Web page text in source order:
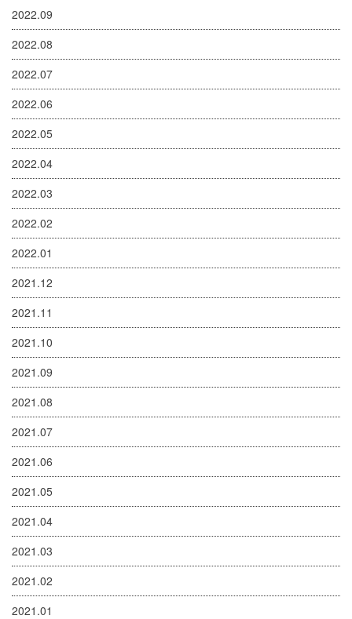
2022.09
2022.08
2022.07
2022.06
2022.05
2022.04
2022.03
2022.02
2022.01
2021.12
2021.11
2021.10
2021.09
2021.08
2021.07
2021.06
2021.05
2021.04
2021.03
2021.02
2021.01